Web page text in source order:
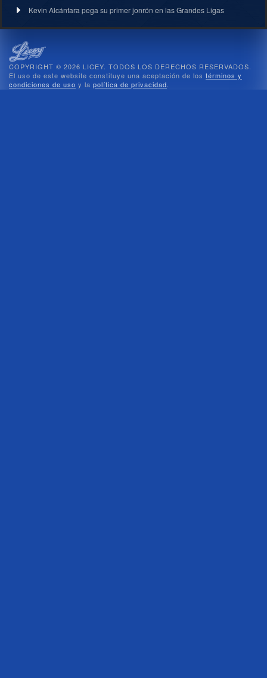
Kevin Alcántara pega su primer jonrón en las Grandes Ligas
COPYRIGHT © 2026 LICEY. TODOS LOS DERECHOS RESERVADOS.
El uso de este website constituye una aceptación de los términos y
condiciones de uso y la política de privacidad